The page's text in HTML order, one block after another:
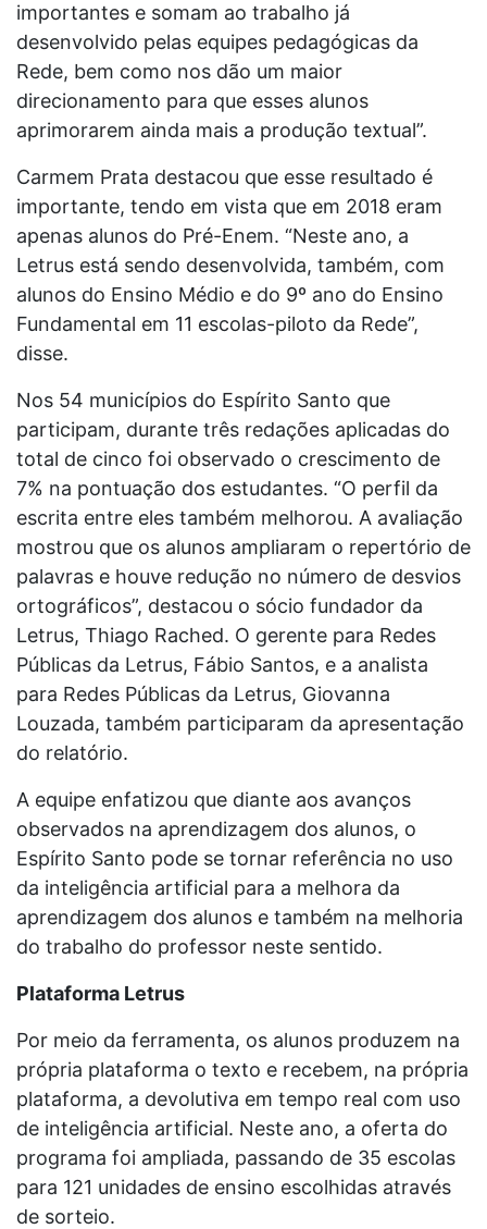
importantes e somam ao trabalho já
desenvolvido pelas equipes pedagógicas da
Rede, bem como nos dão um maior
direcionamento para que esses alunos
aprimorarem ainda mais a produção textual”.
Carmem Prata destacou que esse resultado é
importante, tendo em vista que em 2018 eram
apenas alunos do Pré-Enem. “Neste ano, a
Letrus está sendo desenvolvida, também, com
alunos do Ensino Médio e do 9º ano do Ensino
Fundamental em 11 escolas-piloto da Rede”,
disse.
Nos 54 municípios do Espírito Santo que
participam, durante três redações aplicadas do
total de cinco foi observado o crescimento de
7% na pontuação dos estudantes. “O perfil da
escrita entre eles também melhorou. A avaliação
mostrou que os alunos ampliaram o repertório de
palavras e houve redução no número de desvios
ortográficos”, destacou o sócio fundador da
Letrus, Thiago Rached. O gerente para Redes
Públicas da Letrus, Fábio Santos, e a analista
para Redes Públicas da Letrus, Giovanna
Louzada, também participaram da apresentação
do relatório.
A equipe enfatizou que diante aos avanços
observados na aprendizagem dos alunos, o
Espírito Santo pode se tornar referência no uso
da inteligência artificial para a melhora da
aprendizagem dos alunos e também na melhoria
do trabalho do professor neste sentido.
Plataforma Letrus
Por meio da ferramenta, os alunos produzem na
própria plataforma o texto e recebem, na própria
plataforma, a devolutiva em tempo real com uso
de inteligência artificial. Neste ano, a oferta do
programa foi ampliada, passando de 35 escolas
para 121 unidades de ensino escolhidas através
de sorteio.